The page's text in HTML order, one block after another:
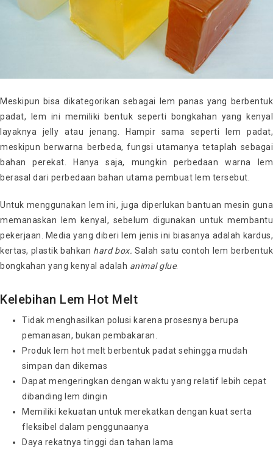
Meskipun bisa dikategorikan sebagai lem panas yang berbentuk
padat, lem ini memiliki bentuk seperti bongkahan yang kenyal
layaknya jelly atau jenang. Hampir sama seperti lem padat,
meskipun berwarna berbeda, fungsi utamanya tetaplah sebagai
bahan perekat. Hanya saja, mungkin perbedaan warna lem
berasal dari perbedaan bahan utama pembuat lem tersebut.
Untuk menggunakan lem ini, juga diperlukan bantuan mesin guna
memanaskan lem kenyal, sebelum digunakan untuk membantu
pekerjaan. Media yang diberi lem jenis ini biasanya adalah kardus,
kertas, plastik bahkan hard box.Salah satu contoh lem berbentuk
bongkahan yang kenyal adalah animal glue.
Kelebihan Lem Hot Melt
Tidak menghasilkan polusi karena prosesnya berupa
pemanasan, bukan pembakaran.
Produk lem hot melt berbentuk padat sehingga mudah
simpan dan dikemas
Dapat mengeringkan dengan waktu yang relatif lebih cepat
dibanding lem dingin
Memiliki kekuatan untuk merekatkan dengan kuat serta
fleksibel dalam penggunaanya
Daya rekatnya tinggi dan tahan lama